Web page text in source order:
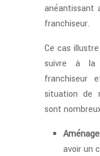
anéantissant
franchiseur.
Ce cas
suivre à la
franchiseur
situation de
sont
avoir un